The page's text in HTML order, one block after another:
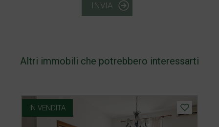
INVIA
Altri immobili che potrebbero interessarti
IN VENDITA